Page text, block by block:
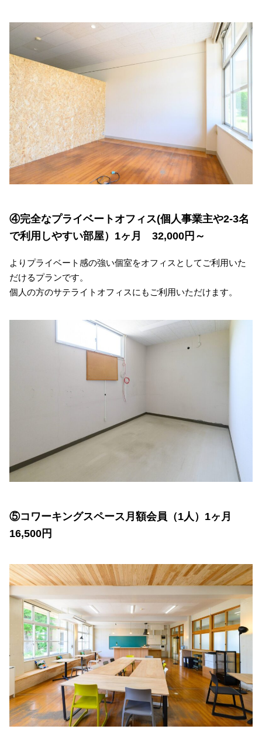
④完全なプライベートオフィス(個人事業主や2-3名
で利用しやすい部屋）1ヶ月 32,000円～
よりプライベート感の強い個室をオフィスとしてご利用いた
だけるプランです。
個人の方のサテライトオフィスにもご利用いただけます。
⑤コワーキングスペース月額会員（1人）1ヶ月
16,500円